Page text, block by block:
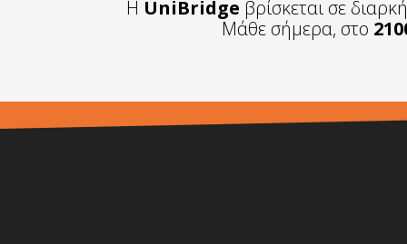
Η UniBridge βρίσκεται σε
Μάθε σήμερα, στο